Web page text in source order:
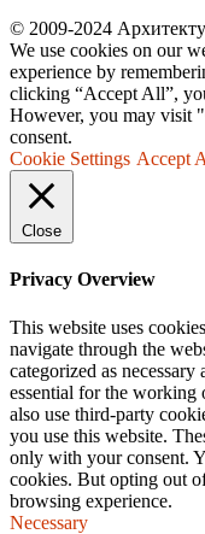
© 2009-2024
We use cookies on our
experience by
clicking “Accept All”,
However, you may visit
consent.
Cookie Settings Accept
Close
Privacy Overview
This website uses
navigate through the
categorized as
essential for the working
also use third-party
you use this website.
only with your consent.
cookies. But opting out
browsing experience.
Necessary